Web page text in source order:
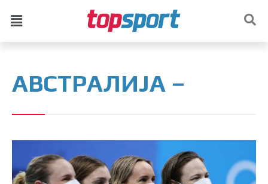
АВСТРАЛИЈА –